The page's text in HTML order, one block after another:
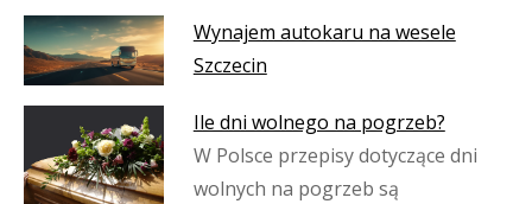
Wynajem autokaru na wesele
Szczecin
Ile dni wolnego na pogrzeb?
W Polsce przepisy dotyczące dni
wolnych na pogrzeb są